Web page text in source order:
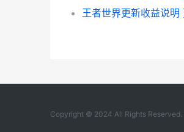
Copyright © 2024 All Rights Reserved.